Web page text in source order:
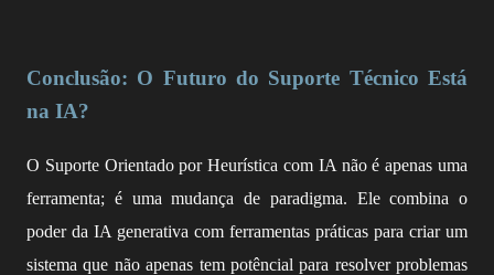
Conclusão: O Futuro do Suporte Técnico Está
na IA?
O Suporte Orientado por Heurística com IA não é apenas uma
ferramenta; é uma mudança de paradigma. Ele combina o
poder da IA generativa com ferramentas práticas para criar um
sistema que não apenas tem potêncial para resolver problemas